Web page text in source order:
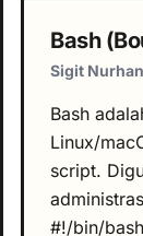
Bash
Sigit
Bash
Linux/
script.
#!/bin/